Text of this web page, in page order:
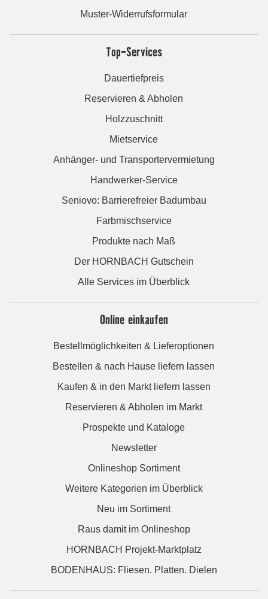
Muster-Widerrufsformular
Top-Services
Dauertiefpreis
Reservieren & Abholen
Holzzuschnitt
Mietservice
Anhänger- und Transportervermietung
Handwerker-Service
Seniovo: Barrierefreier Badumbau
Farbmischservice
Produkte nach Maß
Der HORNBACH Gutschein
Alle Services im Überblick
Online einkaufen
Bestellmöglichkeiten & Lieferoptionen
Bestellen & nach Hause liefern lassen
Kaufen & in den Markt liefern lassen
Reservieren & Abholen im Markt
Prospekte und Kataloge
Newsletter
Onlineshop Sortiment
Weitere Kategorien im Überblick
Neu im Sortiment
Raus damit im Onlineshop
HORNBACH Projekt-Marktplatz
BODENHAUS: Fliesen. Platten. Dielen